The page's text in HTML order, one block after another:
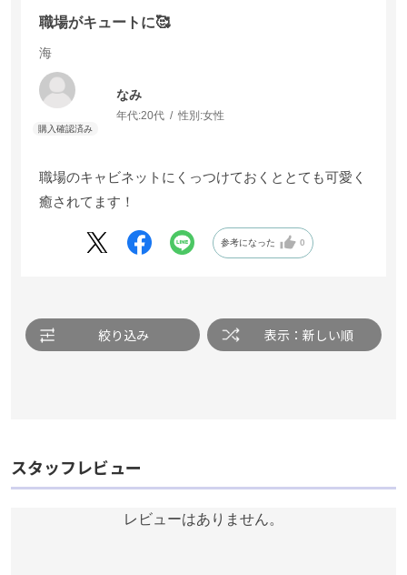
職場がキュートに🥰
海
職場のキャビネットにくっつけておくととても可愛く
癒されてます！
職場がキュートに🥰
海
なみ
年代:20代 性別:女性
職場のキャビネットにくっつけておくととても可愛く
癒されてます！
参考になった 0
絞り込み 表示：新しい順
スタッフレビュー
レビューはありません。